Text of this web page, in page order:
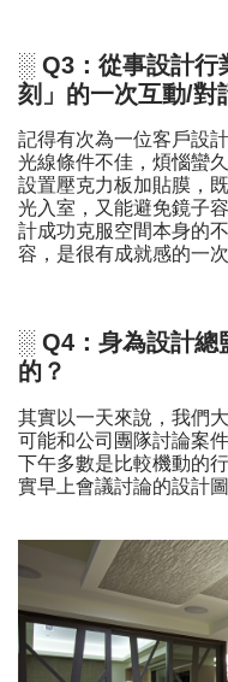
░ Q3：從事設計行
刻」的一次互動/對
記得有次為一位客戶設
光線條件不佳，煩惱蠻
設置壓克力板加貼膜，
光入室，又能避免鏡子
計成功克服空間本身的
容，是很有成就感的一次
░ Q4：身為設計總
的？
其實以一天來說，我們
可能和公司團隊討論案
下午多數是比較機動的
實早上會議討論的設計圖